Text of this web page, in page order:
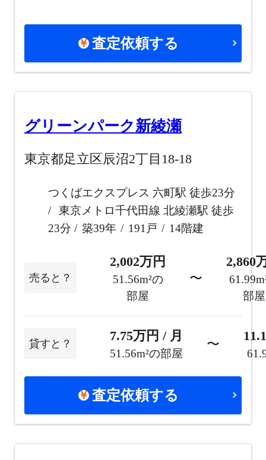
査定依頼する
グリーンパーク新綾瀬
東京都足立区辰沼2丁目18-18
つくばエクスプレス 六町駅 徒歩23分
東京メトロ千代田線 北綾瀬駅 徒歩
23分
築39年 191戸 14階建
売ると？
2,002万円
51.56m²の
部屋
〜
2,860
部屋
貸すと？
7.75万円 / 月
51.56m²の部屋
〜
査定依頼する